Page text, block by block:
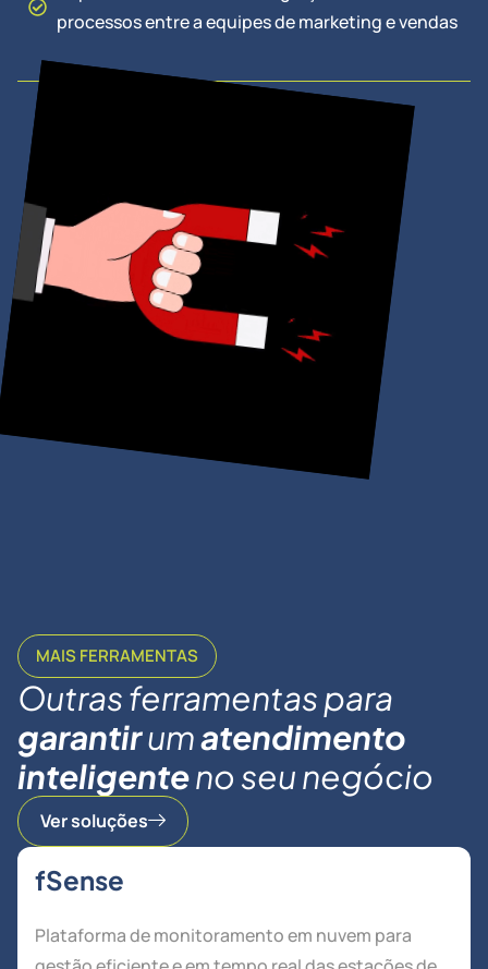
processos entre a equipes de marketing e vendas
MAIS FERRAMENTAS
Outras ferramentas para
garantirumatendimento
inteligenteno seu negócio
Ver soluções
fSense
Plataforma de monitoramento em nuvem para